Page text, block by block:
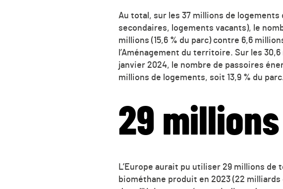
Au total, sur les 37 millions de
secondaires, logements vacants), le
millions (15,6 % du parc) contre 6,6
l’Aménagement du territoire. Sur les
janvier 2024, le nombre de passoires
millions de logements, soit 13,9 % du
29
L’Europe aurait pu utiliser 29 millions de
biométhane produit en 2023 (22 milliards